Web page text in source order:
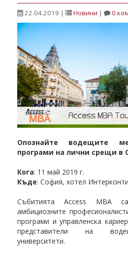
22.04.2019 | Новини | 0
Опознайте водещите
програми на лични срещи в
Кога: 11 май 2019 г.
Къде: София, хотел
Събитията Access MBA
амбициозните
програми и управленска
представители на
университети.